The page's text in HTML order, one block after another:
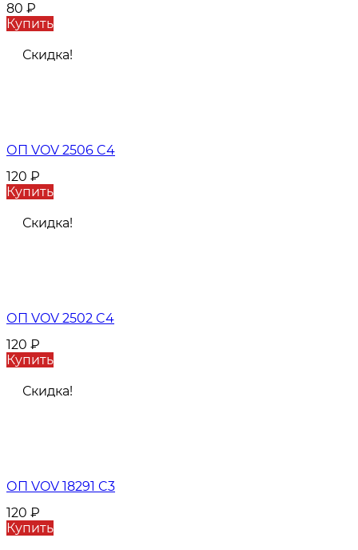
80 ₽
Купить
Скидка!
ОП VOV 2506 C4
120 ₽
Купить
Скидка!
ОП VOV 2502 C4
120 ₽
Купить
Скидка!
ОП VOV 18291 C3
120 ₽
Купить